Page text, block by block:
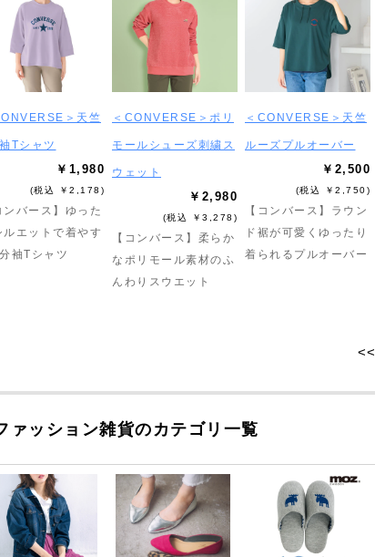
＞天竺
Tシャツ
￥1,980
(税込 ￥2,178)
ンバース】ゆった
ルエットで着やす
袖Tシャツ
＜CONVERSE＞ポリ
モールシューズ刺繍ス
ウェット
￥2,980
(税込 ￥3,278)
【コンバース】柔らか
なポリモール素材のふ
んわりスウエット
＜CONVERSE＞天竺
ルーズプルオーバー
￥2,500
(税込 ￥2,750)
【コンバース】ラウン
ド裾が可愛くゆったり
着られるプルオーバー
<<
ァッション雑貨のカテゴリ一覧